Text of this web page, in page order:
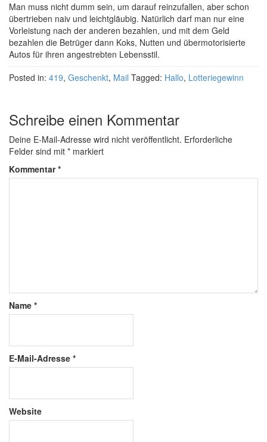
Man muss nicht dumm sein, um darauf reinzufallen, aber schon
übertrieben naiv und leichtgläubig. Natürlich darf man nur eine
Vorleistung nach der anderen bezahlen, und mit dem Geld
bezahlen die Betrüger dann Koks, Nutten und übermotorisierte
Autos für ihren angestrebten Lebensstil.
Posted in: 419, Geschenkt, Mail Tagged: Hallo, Lotteriegewinn
Schreibe einen Kommentar
Deine E-Mail-Adresse wird nicht veröffentlicht. Erforderliche
Felder sind mit * markiert
Kommentar*
Name *
E-Mail-Adresse *
Website